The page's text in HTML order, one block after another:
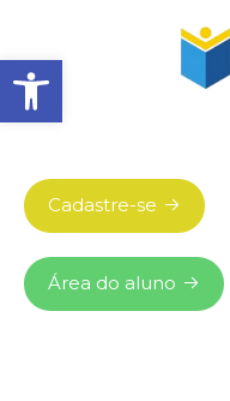
Abrir barra de ferramentas
Cadastre-se
Área do aluno